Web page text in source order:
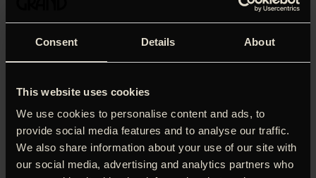
Consent Details About
This website uses cookies
We use cookies to personalise content and ads, to
provide social media features and to analyse our traffic.
We also share information about your use of our site with
our social media, advertising and analytics partners who
’Interne affærer: Sag 137’, som var udtaget til Cannes-
festivalens hovedkonkurrence, fortæller om Stéphanie (Léa
Drucker), der er ansat som politibetjent i afdelingen for